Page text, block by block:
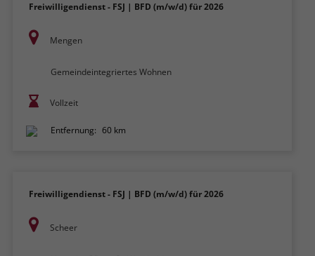
Freiwilligendienst - FSJ | BFD (m/w/d) für 2026
Mengen
Gemeindeintegriertes Wohnen
Vollzeit
Entfernung: 60 km
Freiwilligendienst - FSJ | BFD (m/w/d) für 2026
Scheer